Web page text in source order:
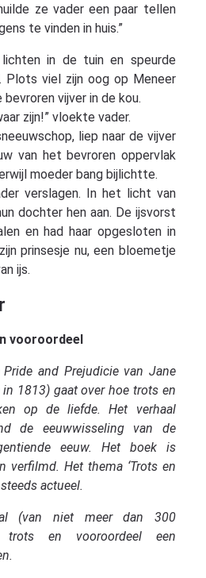
ze vader een paar tellen
te vinden in huis.”
in de tuin en speurde
Plots viel zijn oog op Meneer
bevroren vijver in de kou.
zijn!” vloekte vader.
liep naar de vijver
van het bevroren oppervlak
moeder bang bijlichtte.
verslagen. In het licht van
dochter hen aan. De ijsvorst
en had haar opgesloten in
prinsesje nu, een bloemetje
ijs.
vooroordeel
and Prejudicie van Jane
1813) gaat over hoe trots en
op de liefde. Het verhaal
de eeuwwisseling van de
eeuw. Het boek is
verfilmd. Het thema ‘Trots en
actueel.
(van niet meer dan 300
trots en vooroordeel een